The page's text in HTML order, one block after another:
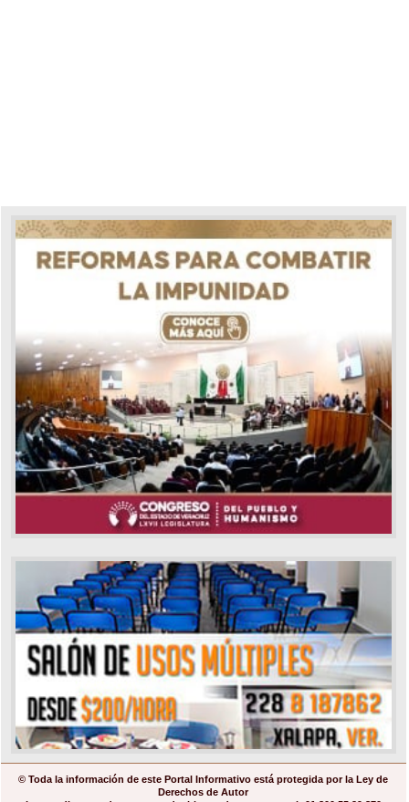
© Toda la información de este Portal Informativo está protegida por la Ley de
Derechos de Autor